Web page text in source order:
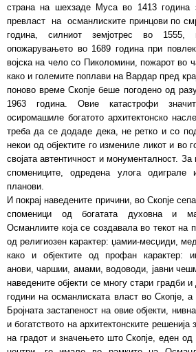
страна на шехзаде Муса во 1413 година
превласт на османлиските принцови по
година, силниот земјотрес во 1555,
опожарувањето во 1689 година при
војска на чело со Пиколомини, пожарот во
како и големите поплави на Вардар пред
поново време Скопје беше погодено од
1963 година. Овие катастрофи
осиромашиле богатото архитектонско
треба да се додаде дека, не ретко и со
некои од објектите го измениле ликот и во
својата автентичност и монументалност.
спомениците, одредена улога одиграле
планови.
И покрај наведените причини, во Скопје
споменици од богатата духовна и
Османлиите која се создавала во текот на
од религиозен карактер: џамии-месџиди,
како и објектите од профан карактер:
анови, чаршии, амами, водоводи, јавни
наведените објекти се многу стари градби
години на османлиската власт во Скопје,
Бројната застапеност на овие објекти,
и богатството на архитектонските решенија
на градот и значењето што Скопје, еден од